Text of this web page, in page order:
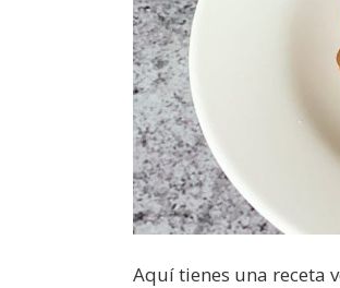
Aquí tienes una receta